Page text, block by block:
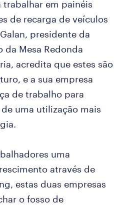
trabalhar em painéis
de recarga de veículos
presidente da
da Mesa Redonda
acredita que estes são
e a sua empresa
de trabalho para
uma utilização mais
uma
através de
estas duas empresas
o fosso de